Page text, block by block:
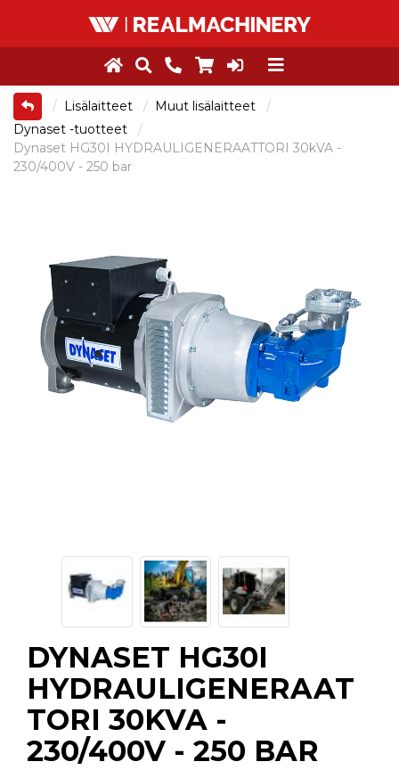
Lisälaitteet
Muut lisälaitteet
Dynaset -tuotteet
Dynaset HG30I HYDRAULIGENERAATTORI 30kVA -
230/400V - 250 bar
DYNASET HG30I
HYDRAULIGENERAAT
TORI 30KVA -
230/400V - 250 BAR